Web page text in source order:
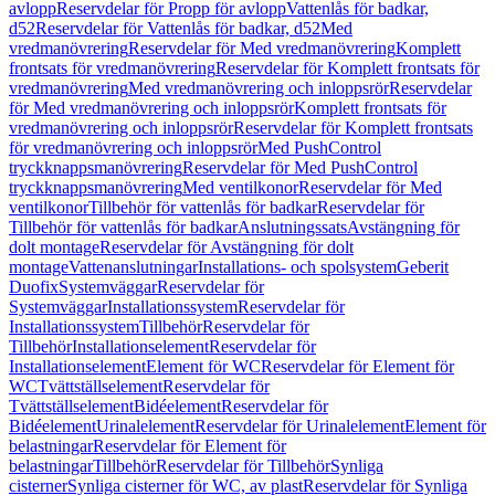
avloppReservdelar för Propp för avloppVattenlås för badkar,
d52Reservdelar för Vattenlås för badkar, d52Med
vredmanövreringReservdelar för Med vredmanövreringKomplett
frontsats för vredmanövreringReservdelar för Komplett frontsats för
vredmanövreringMed vredmanövrering och inloppsrörReservdelar
för Med vredmanövrering och inloppsrörKomplett frontsats för
vredmanövrering och inloppsrörReservdelar för Komplett frontsats
för vredmanövrering och inloppsrörMed PushControl
tryckknappsmanövreringReservdelar för Med PushControl
tryckknappsmanövreringMed ventilkonorReservdelar för Med
ventilkonorTillbehör för vattenlås för badkarReservdelar för
Tillbehör för vattenlås för badkarAnslutningssatsAvstängning för
dolt montageReservdelar för Avstängning för dolt
montageVattenanslutningarInstallations- och spolsystemGeberit
DuofixSystemväggarReservdelar för
SystemväggarInstallationssystemReservdelar för
InstallationssystemTillbehörReservdelar för
TillbehörInstallationselementReservdelar för
InstallationselementElement för WCReservdelar för Element för
WCTvättställselementReservdelar för
TvättställselementBidéelementReservdelar för
BidéelementUrinalelementReservdelar för UrinalelementElement för
belastningarReservdelar för Element för
belastningarTillbehörReservdelar för TillbehörSynliga
cisternerSynliga cisterner för WC, av plastReservdelar för Synliga